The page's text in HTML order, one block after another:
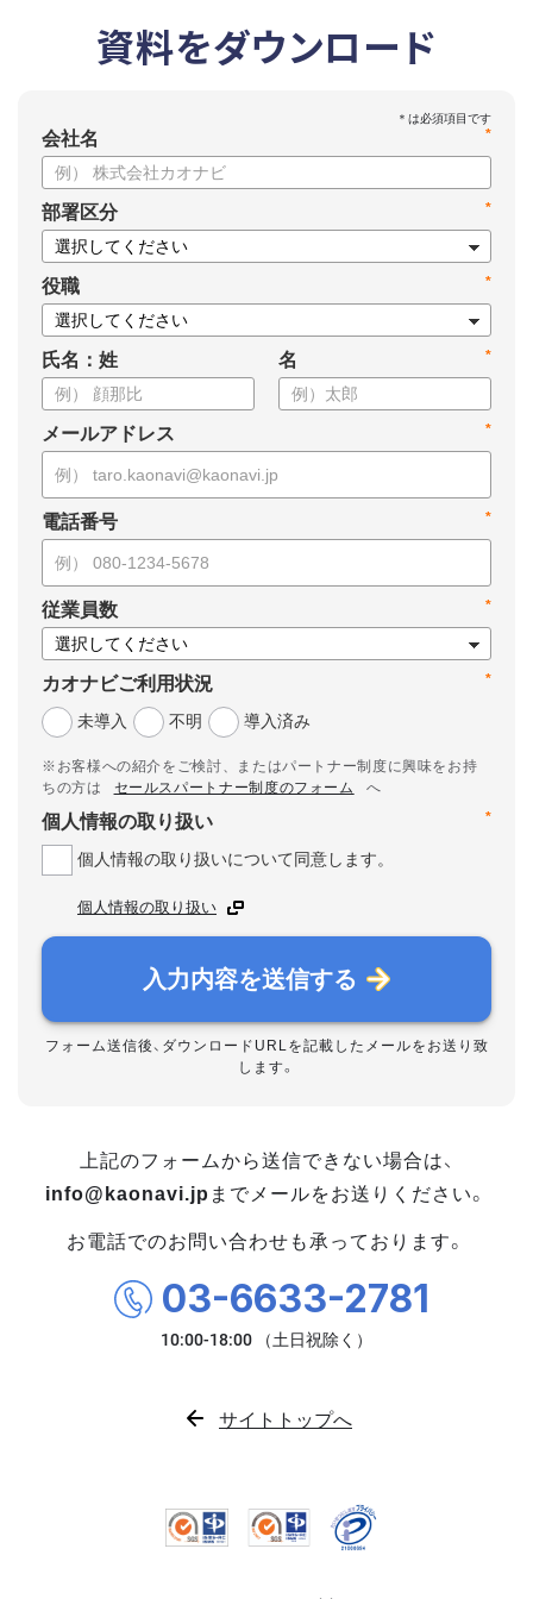
資料をダウンロード
*
会社名
*
部署区分
*
役職
氏名：姓 *
名
*
メールアドレス
*
電話番号
*
従業員数
*
カオナビご利用状況
未導入
不明 導入済み
※お客様への紹介をご検討、またはパートナー制度に興味をお持
ちの方は
セールスパートナー制度のフォーム
へ
*
個人情報の取り扱い
個人情報の取り扱いについて同意します。
個人情報の取り扱い
入力内容を送信する
フォーム送信後、ダウンロードURLを記載したメールをお送り致
します。
上記のフォームから送信できない場合は、
info@kaonavi.jp までメールをお送りください。
お電話でのお問い合わせも承っております。
03-6633-2781
サイトトップへ